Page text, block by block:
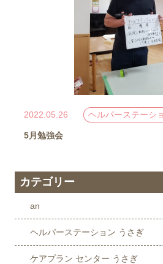
2022.05.26 ヘルパーステーシ
5月勉強会
カテゴリー
an
ヘルパーステーション うさぎ
ケアプラン センター うさぎ